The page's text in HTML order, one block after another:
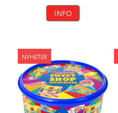
INFO
NYHETER